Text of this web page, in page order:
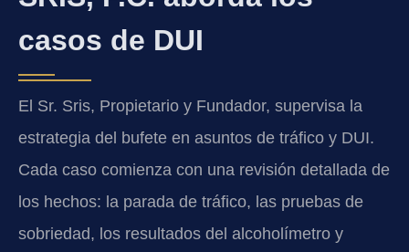
casos de DUI
El Sr. Sris, Propietario y Fundador, supervisa la
estrategia del bufete en asuntos de tráfico y DUI.
Cada caso comienza con una revisión detallada de
los hechos: la parada de tráfico, las pruebas de
sobriedad, los resultados del alcoholímetro y